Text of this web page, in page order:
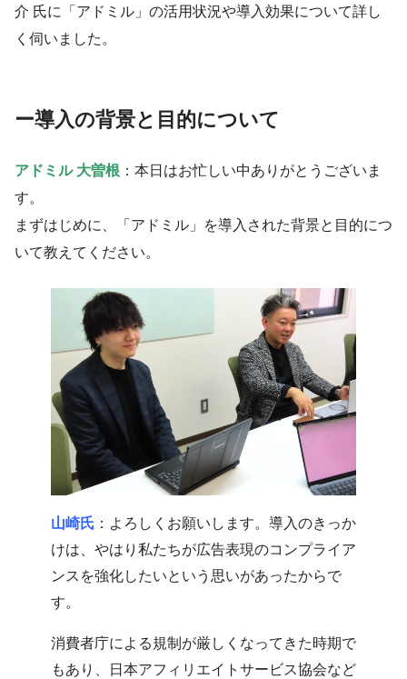
介 氏に「アドミル」の活用状況や導入効果について詳し
く伺いました。
ー導入の背景と目的について
アドミル 大曽根 ：本日はお忙しい中ありがとうございま
す。
まずはじめに、「アドミル」を導入された背景と目的につ
いて教えてください。
山崎氏 ：よろしくお願いします。導入のきっか
けは、やはり私たちが広告表現のコンプライア
ンスを強化したいという思いがあったからで
す。
消費者庁による規制が厳しくなってきた時期で
もあり、日本アフィリエイトサービス協会など